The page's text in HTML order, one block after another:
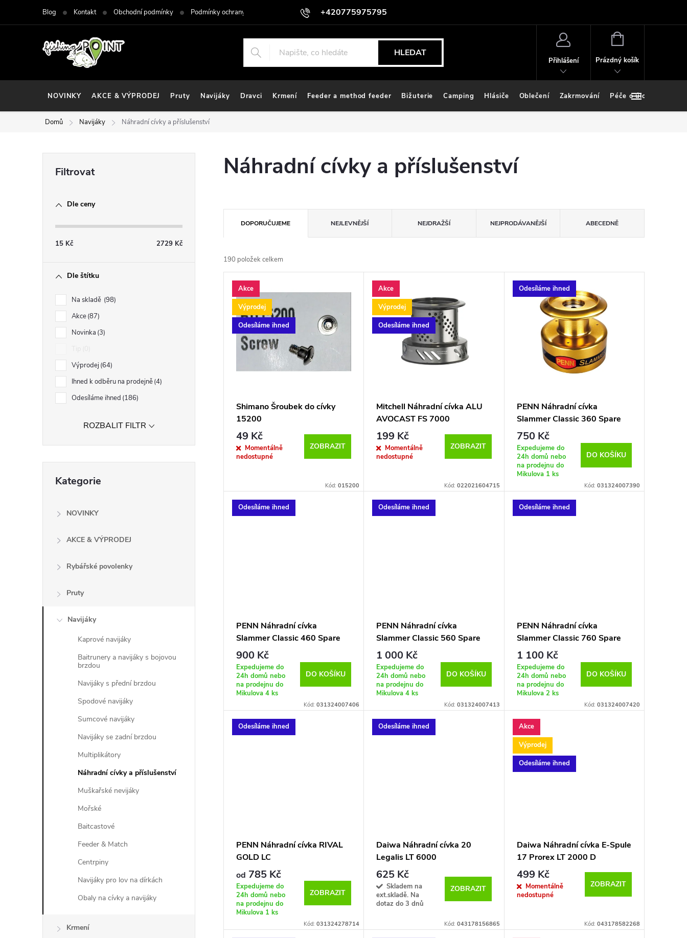
+420775975795
Blog Kontakt Obchodní podmínky Podmínky ochrany osobních údajů
HLEDAT
Přihlášení
NÁKUPNÍ
Prázdný košík
NOVINKY AKCE & VÝPRODEJ Pruty Navijáky Dravci Krmení Feeder a method feeder Bižuterie Camping Hlásiče Oblečení Zakrmování Péče o úlovek
Domů Navijáky Náhradní cívky a příslušenství
n
e
Dle ceny
15 Kč 2729 Kč
Dle štítku
Na skladě 98
Akce 87
Novinka 3
Výprodej 64
Ihned k odběru na prodejně 4
Odesíláme ihned 186
ROZBALIT FILTR
kategorie
Kategorie
NOVINKY
AKCE & VÝPRODEJ
Rybářské povolenky
Pruty
Navijáky
Kaprové navijáky
Baitrunery a navijáky s bojovou
brzdou
Navijáky s přední brzdou
Spodové navijáky
Sumcové navijáky
Navijáky se zadní brzdou
Multiplikátory
Náhradní cívky a příslušenství
Muškařské nevijáky
Mořské
Baitcastové
Feeder & Match
Centrpiny
Navijáky pro lov na dírkách
Obaly na cívky a navijáky
Krmení
Náhradní cívky a příslušenství
a
z
e
n
k
DOPORUČUJEME NEJLEVNĚJŠÍ NEJDRAŽŠÍ NEJPRODÁVANĚJŠÍ ABECEDNĚ
190 položek celkem
V
ý
p
d
u
Akce
Výprodej
Odesíláme ihned
Shimano Šroubek do cívky
15200
49 Kč
Momentálně
nedostupné
ZOBRAZIT
Kód:015200
Akce
Výprodej
Odesíláme ihned
Mitchell Náhradní cívka ALU
AVOCAST FS 7000
199 Kč
Momentálně
nedostupné
ZOBRAZIT
Kód: 022021604715
Odesíláme ihned
PENN Náhradní cívka
Slammer Classic 360 Spare
Spool
750 Kč
Expedujeme do
24h domů nebo
na prodejnu do
Mikulova 1 ks
DO KOŠÍKU
Kód: 031324007390
Odesíláme ihned
PENN Náhradní cívka
Slammer Classic 460 Spare
Spool
900 Kč
Expedujeme do
24h domů nebo
na prodejnu do
Mikulova 4 ks
DO KOŠÍKU
Kód:031324007406
Odesíláme ihned
PENN Náhradní cívka
Slammer Classic 560 Spare
Spool
1 000 Kč
Expedujeme do
24h domů nebo
na prodejnu do
Mikulova4 ks
DO KOŠÍKU
Kód: 031324007413
Odesíláme ihned
PENN Náhradní cívka
Slammer Classic 760 Spare
Spool
1 100 Kč
Expedujeme do
24h domů nebo
na prodejnu do
Mikulova 2 ks
DO KOŠÍKU
Kód: 031324007420
Odesíláme ihned
PENN Náhradní cívka RIVAL
GOLD LC
od 785 Kč
Expedujeme do
24h domů nebo
na prodejnu do
Mikulova 1 ks
ZOBRAZIT
Kód:031324278714
Odesíláme ihned
Daiwa Náhradní cívka 20
Legalis LT 6000
625 Kč
Skladem na
ext.skladě. Na
dotaz do 3 dnů
ZOBRAZIT
Kód: 043178156865
Akce
Výprodej
Odesíláme ihned
Daiwa Náhradní cívka E-Spule
17 Prorex LT 2000 D
499 Kč
Momentálně
nedostupné
ZOBRAZIT
Kód: 043178582268